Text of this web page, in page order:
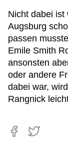
Nicht dabei ist
Augsburg
passen
Emile Smith
ansonsten
oder andere
dabei war,
Rangnick